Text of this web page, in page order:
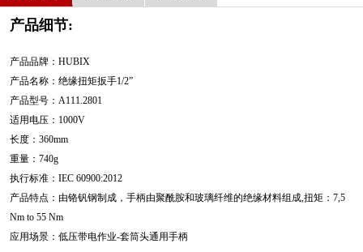
产品细节:
产品品牌：HUBIX
产品名称：绝缘扭矩扳手1/2”
产品型号：A111.2801
适用电压：1000V
长度：360mm
重量：740g
执行标准：IEC 60900:2012
产品特点：由铬钒钢制成，手柄由聚酰胺和玻璃纤维的绝缘材料组成,扭矩：7,5
Nm to 55 Nm
应用场景：低压带电作业-套筒头通用手柄